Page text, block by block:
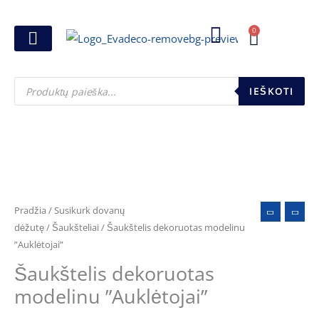
prie
turinio
0
Cart
Products
search IEŠKOTI
Pradžia / Susikurk dovanų
dėžutę/ Šaukšteliai/ Šaukštelis dekoruotas modelinu
”Auklėtojai”
Šaukštelis dekoruotas
modelinu ”Auklėtojai”
Šaukštelis
dekoruotas
modelinu
''Auklėtojai''